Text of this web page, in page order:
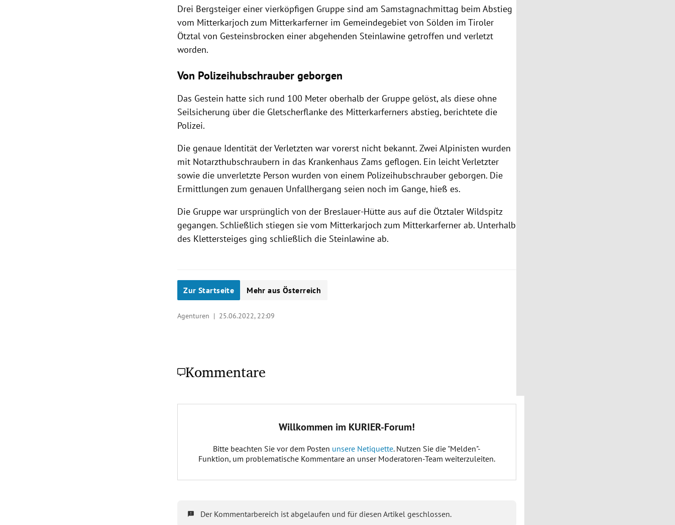
Drei Bergsteiger einer vierköpfigen Gruppe sind am Samstagnachmittag beim Abstieg
vom Mitterkarjoch zum Mitterkarferner im Gemeindegebiet von Sölden im Tiroler
Ötztal von Gesteinsbrocken einer abgehenden Steinlawine getroffen und verletzt
worden.
Von Polizeihubschrauber geborgen
Das Gestein hatte sich rund 100 Meter oberhalb der Gruppe gelöst, als diese ohne
Seilsicherung über die Gletscherflanke des Mitterkarferners abstieg, berichtete die
Polizei.
Die genaue Identität der Verletzten war vorerst nicht bekannt. Zwei Alpinisten wurden
mit Notarzthubschraubern in das Krankenhaus Zams geflogen. Ein leicht Verletzter
sowie die unverletzte Person wurden von einem Polizeihubschrauber geborgen. Die
Ermittlungen zum genauen Unfallhergang seien noch im Gange, hieß es.
Die Gruppe war ursprünglich von der Breslauer-Hütte aus auf die Ötztaler Wildspitz
gegangen. Schließlich stiegen sie vom Mitterkarjoch zum Mitterkarferner ab. Unterhalb
des Klettersteiges ging schließlich die Steinlawine ab.
Zur Startseite Mehr aus Österreich
Agenturen | 25.06.2022, 22:09
Kommentare